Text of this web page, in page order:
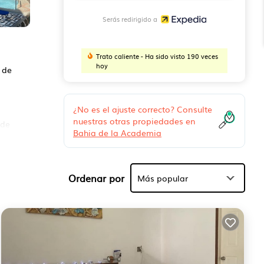
Serás redirigido a
Trato caliente - Ha sido visto 190 veces
hoy
¿No es el ajuste correcto? Consulte
nuestras otras propiedades en
Bahia de la Academia
Ordenar por Más popular